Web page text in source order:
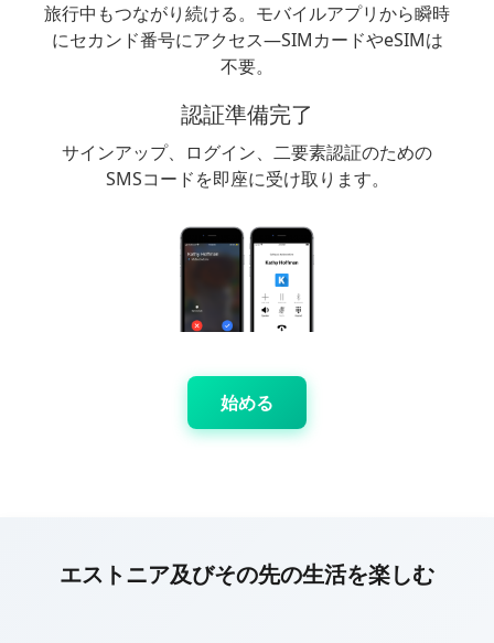
旅行中もつながり続ける。モバイルアプリから瞬時
にセカンド番号にアクセス—SIMカードやeSIMは
不要。
認証準備完了
サインアップ、ログイン、二要素認証のための
SMSコードを即座に受け取ります。
始める
エストニア及びその先の生活を楽しむ